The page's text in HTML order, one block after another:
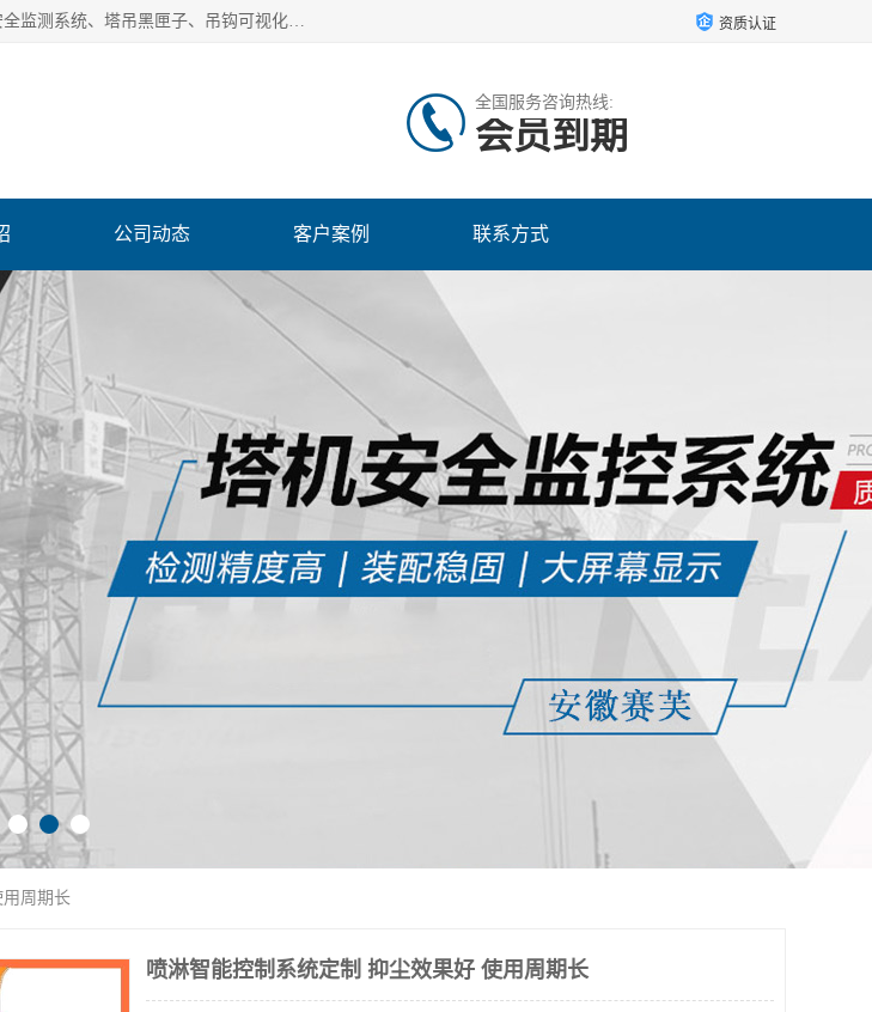
安徽赛芙智能科技有限公司是一家主营智慧化工地解决方案的企业，主营产品有：塔机安全监测系统、塔吊黑匣子、吊钩可视化、吊钩可视化系统、塔机安全监控系统、塔机黑匣子等。创建至今始终关注用户需求，为用户提供有的产品和服务。 资质认证
全国服务咨询热线:
会员到期
公司动态 客户案例 联系方式
周期长
喷淋智能控制系统定制 抑尘效果好 使用周期长